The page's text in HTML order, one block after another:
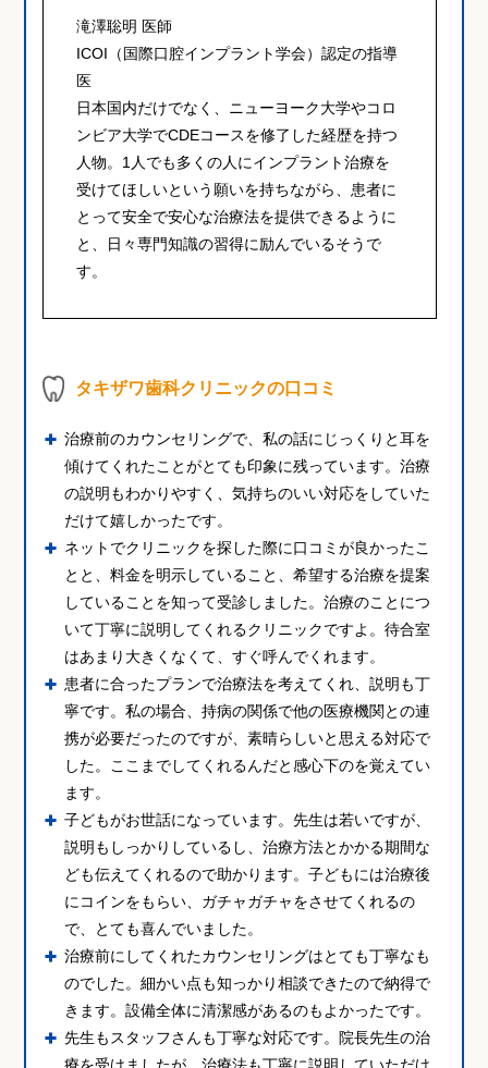
滝澤聡明 医師
ICOI（国際口腔インプラント学会）認定の指導
医
日本国内だけでなく、ニューヨーク大学やコロ
ンビア大学でCDEコースを修了した経歴を持つ
人物。1人でも多くの人にインプラント治療を
受けてほしいという願いを持ちながら、患者に
とって安全で安心な治療法を提供できるように
と、日々専門知識の習得に励んでいるそうで
す。
タキザワ歯科クリニックの口コミ
治療前のカウンセリングで、私の話にじっくりと耳を
傾けてくれたことがとても印象に残っています。治療
の説明もわかりやすく、気持ちのいい対応をしていた
だけて嬉しかったです。
ネットでクリニックを探した際に口コミが良かったこ
とと、料金を明示していること、希望する治療を提案
していることを知って受診しました。治療のことにつ
いて丁寧に説明してくれるクリニックですよ。待合室
はあまり大きくなくて、すぐ呼んでくれます。
患者に合ったプランで治療法を考えてくれ、説明も丁
寧です。私の場合、持病の関係で他の医療機関との連
携が必要だったのですが、素晴らしいと思える対応で
した。ここまでしてくれるんだと感心下のを覚えてい
ます。
子どもがお世話になっています。先生は若いですが、
説明もしっかりしているし、治療方法とかかる期間な
ども伝えてくれるので助かります。子どもには治療後
にコインをもらい、ガチャガチャをさせてくれるの
で、とても喜んでいました。
治療前にしてくれたカウンセリングはとても丁寧なも
のでした。細かい点も知っかり相談できたので納得で
きます。設備全体に清潔感があるのもよかったです。
先生もスタッフさんも丁寧な対応です。院長先生の治